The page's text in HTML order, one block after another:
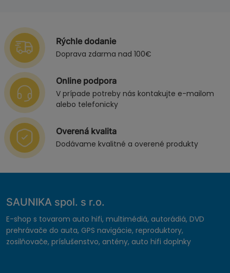
Rýchle dodanie
Doprava zdarma nad 100€
Online podpora
V prípade potreby nás kontakujte e-mailom
alebo telefonicky
Overená kvalita
Dodávame kvalitné a overené produkty
SAUNIKA spol. s r.o.
E-shop s tovarom auto hifi, multimédiá, autorádiá, DVD
prehrávače do auta, GPS navigácie, reproduktory,
zosilňovače, príslušenstvo, antény, auto hifi doplnky